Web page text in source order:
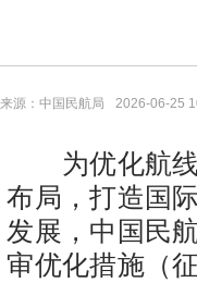
来源：中国民航局 2026-06-25
为优化航线
布局，打造国
发展，中国民
审优化措施（
式